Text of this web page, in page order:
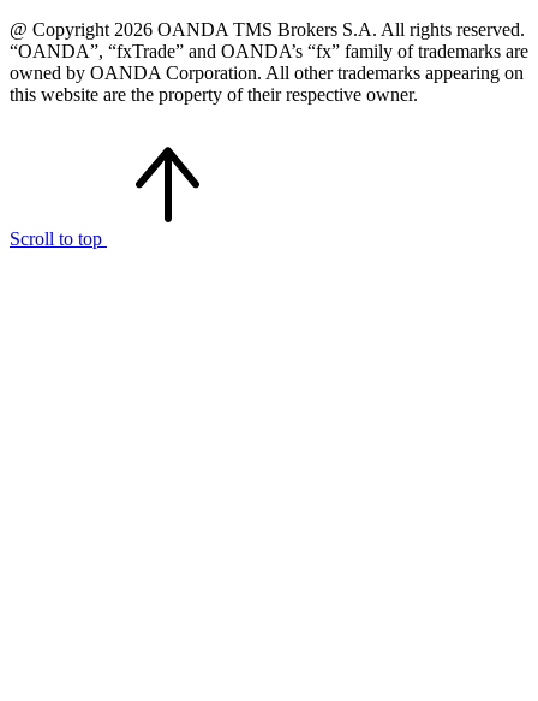
@ Copyright 2026 OANDA TMS Brokers S.A. All rights reserved.
“OANDA”, “fxTrade” and OANDA’s “fx” family of trademarks are
owned by OANDA Corporation. All other trademarks appearing on
this website are the property of their respective owner.
Scroll to top